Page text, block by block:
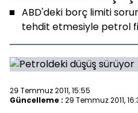
ABD'deki borç limiti
tehdit etmesiyle petrol
29 Temmuz 2011, 15:55
Güncelleme : 29 Temmuz 2011,